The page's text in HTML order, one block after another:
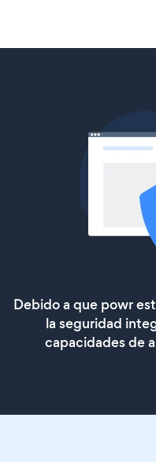
Debido a que powr
la seguridad
capacidades de